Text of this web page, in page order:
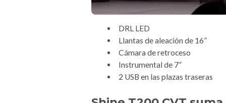
DRL LED
Llantas de aleación de 16”
Cámara de retroceso
Instrumental de 7”
2 USB en las plazas traseras